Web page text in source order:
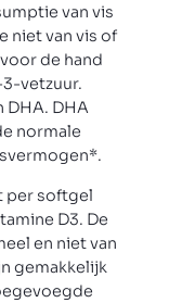
van vis
niet van vis of
de hand
vetzuur.
DHA. DHA
normale
per softgel
D3. De
en niet van
gemakkelijk